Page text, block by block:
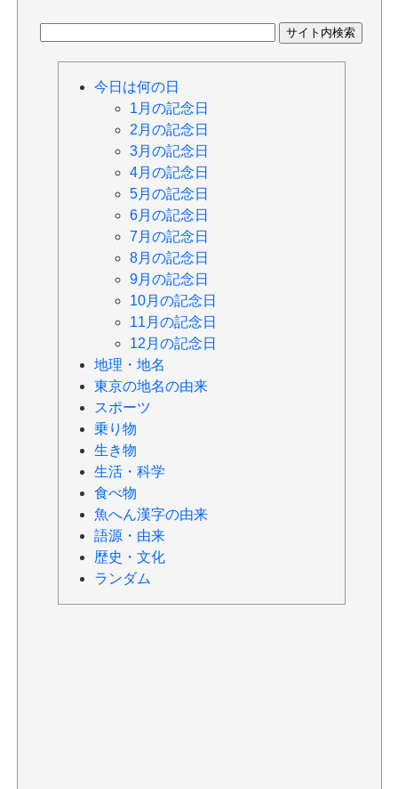
今日は何の日
1月の記念日
2月の記念日
3月の記念日
4月の記念日
5月の記念日
6月の記念日
7月の記念日
8月の記念日
9月の記念日
10月の記念日
11月の記念日
12月の記念日
地理・地名
東京の地名の由来
スポーツ
乗り物
生き物
生活・科学
食べ物
魚へん漢字の由来
語源・由来
歴史・文化
ランダム